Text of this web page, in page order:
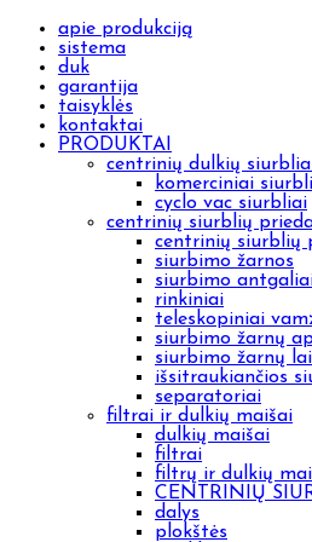
apie produkciją
sistema
duk
garantija
taisyklės
kontaktai
PRODUKTAI
centrinių dulkių
komerciniai
cyclo vac siurbliai
centrinių siurblių
centrinių siurblių
siurbimo žarnos
siurbimo
rinkiniai
teleskopiniai
siurbimo žarnų
siurbimo žarnų
išsitraukiančios
separatoriai
filtrai ir dulkių maišai
dulkių maišai
filtrai
filtrų ir dulkių
CENTRINIŲ
dalys
plokštės